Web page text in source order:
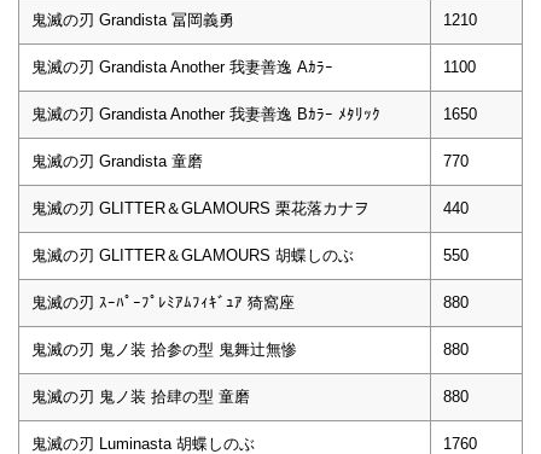
鬼滅の刃 Grandista 冨岡義勇 1210
鬼滅の刃 Grandista Another 我妻善逸 Aｶﾗｰ 1100
鬼滅の刃 Grandista Another 我妻善逸 Bｶﾗｰ ﾒﾀﾘｯｸ 1650
鬼滅の刃 Grandista 童磨 770
鬼滅の刃 GLITTER＆GLAMOURS 栗花落カナヲ 440
鬼滅の刃 GLITTER＆GLAMOURS 胡蝶しのぶ 550
鬼滅の刃 ｽｰﾊﾟｰﾌﾟﾚﾐｱﾑﾌｨｷﾞｭｱ 猗窩座 880
鬼滅の刃 鬼ノ装 拾参の型 鬼舞辻無惨 880
鬼滅の刃 鬼ノ装 拾肆の型 童磨 880
鬼滅の刃 Luminasta 胡蝶しのぶ 1760